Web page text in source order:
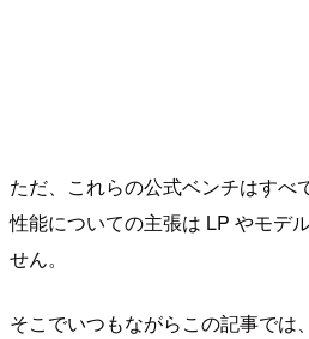
ただ、これらの公式ベンチはすべ
性能についての主張は LP やモデ
せん。
そこでいつもながらこの記事では